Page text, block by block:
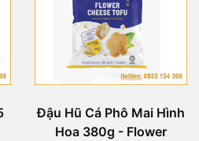
Đậu Hũ Cá Phô Mai Hình
Hoa 380g - Flower